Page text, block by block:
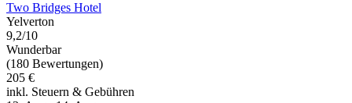
Two Bridges Hotel
Yelverton
9,2/10
Wunderbar
(180 Bewertungen)
205 €
inkl. Steuern & Gebühren